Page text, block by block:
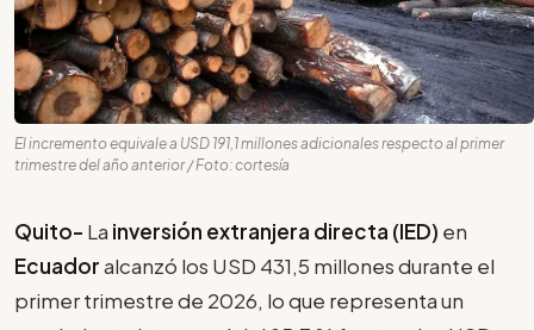
El incremento equivale a USD 191,1 millones adicionales respecto al primer
trimestre del año anterior / Foto: cortesía
Quito- La inversión extranjera directa (IED) en
Ecuadoralcanzó los USD 431,5 millones durante el
primer trimestre de 2026, lo que representa un